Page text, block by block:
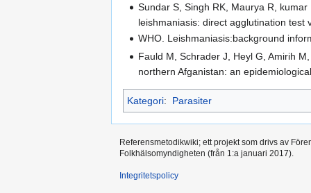
Sundar S, Singh RK, Maurya R,
leishmaniasis: direct agglutination
WHO. Leishmaniasis:background
Fauld M, Schrader J, Heyl G, Amirih
northern Afganistan: an
Kategori: Parasiter
Referensmetodikwiki; ett projekt som drivs av
Folkhälsomyndigheten (från 1:a januari 2017).
Integritetspolicy